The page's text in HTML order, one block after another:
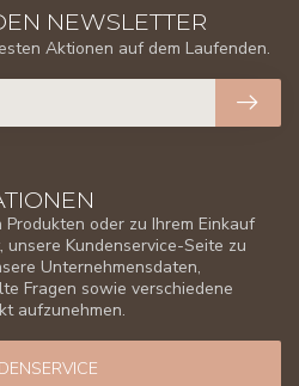
oder zu Ihrem Einkauf
Kundenservice-Seite zu
Unternehmensdaten,
Fragen sowie verschiedene
aufzunehmen.
NEWSLETTER
Aktionen auf dem Laufenden.